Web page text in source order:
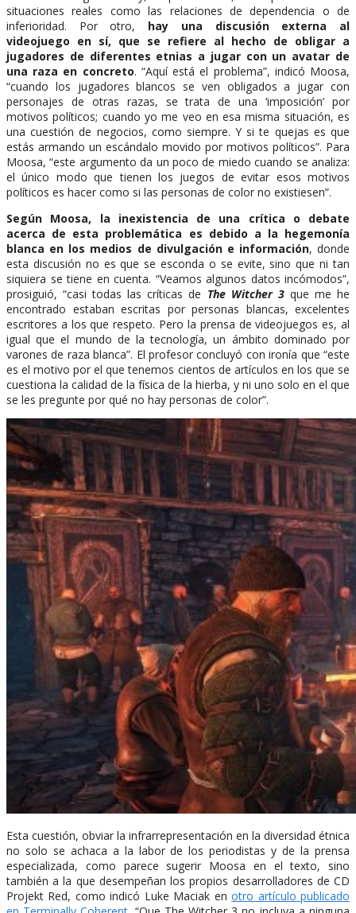
situaciones reales como las relaciones de dependencia o de
inferioridad. Por otro, hay una discusión externa al
videojuego en sí, que se refiere al hecho de obligar a
jugadores de diferentes etnias a jugar con un avatar de
una raza en concreto. “Aquí está el problema”, indicó Moosa,
“cuando los jugadores blancos se ven obligados a jugar con
personajes de otras razas, se trata de una ‘imposición’ por
motivos políticos; cuando yo me veo en esa misma situación, es
una cuestión de negocios, como siempre. Y si te quejas es que
estás armando un escándalo movido por motivos políticos”. Para
Moosa, “este argumento da un poco de miedo cuando se analiza:
el único modo que tienen los juegos de evitar esos motivos
políticos es hacer como si las personas de color no existiesen”.
Según Moosa, la inexistencia de una crítica o debate
acerca de esta problemática es debido a la hegemonía
blanca en los medios de divulgación e información, donde
esta discusión no es que se esconda o se evite, sino que ni tan
siquiera se tiene en cuenta. “Veamos algunos datos incómodos”,
prosiguió, “casi todas las críticas de The Witcher 3que me he
encontrado estaban escritas por personas blancas, excelentes
escritores a los que respeto. Pero la prensa de videojuegos es, al
igual que el mundo de la tecnología, un ámbito dominado por
varones de raza blanca”. El profesor concluyó con ironía que “este
es el motivo por el que tenemos cientos de artículos en los que se
cuestiona la calidad de la física de la hierba, y ni uno solo en el que
se les pregunte por qué no hay personas de color”.
Esta cuestión, obviar la infrarrepresentación en la diversidad étnica
no solo se achaca a la labor de los periodistas y de la prensa
especializada, como parece sugerir Moosa en el texto, sino
también a la que desempeñan los propios desarrolladores de CD
Projekt Red, como indicó Luke Maciak enotro artículo publicado